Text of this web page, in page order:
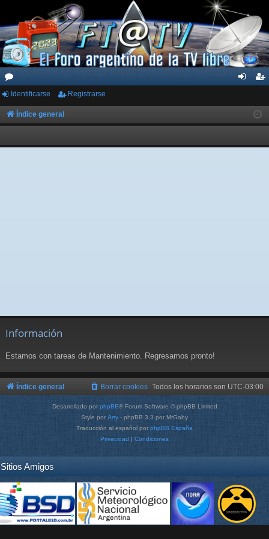
or
os
ar
ist
rs
Identificarse Registrarse
Índice general
Información
Estamos con tareas de Mantenimiento. Regresamos pronto!
Índice general Todos los horarios son UTC-03:00
Borrar cookies
Desarrollado por phpBB® Forum Software © phpBB Limited
Style por Arty - phpBB 3.3 por MrGaby
Traducción al español por phpBB España
Privacidad | Condiciones
Sitios Amigos